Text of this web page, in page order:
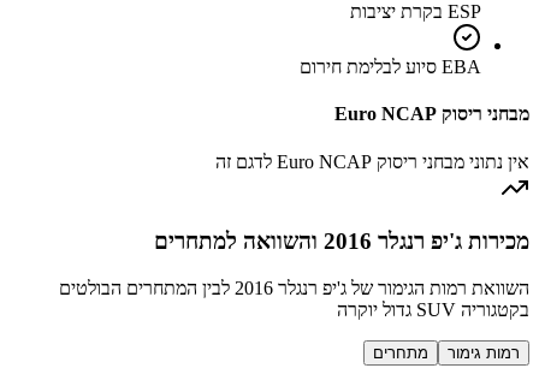
ESP בקרת יציבות
EBA סיוע לבלימת חירום
מבחני ריסוק Euro NCAP
אין נתוני מבחני ריסוק Euro NCAP לדגם זה
מכירות ג'יפ רנגלר 2016 והשוואה למתחרים
השוואת רמות הגימור של ג'יפ רנגלר 2016 לבין המתחרים הבולטים
בקטגוריה SUV גדול יוקרה
רמות גימור מתחרים